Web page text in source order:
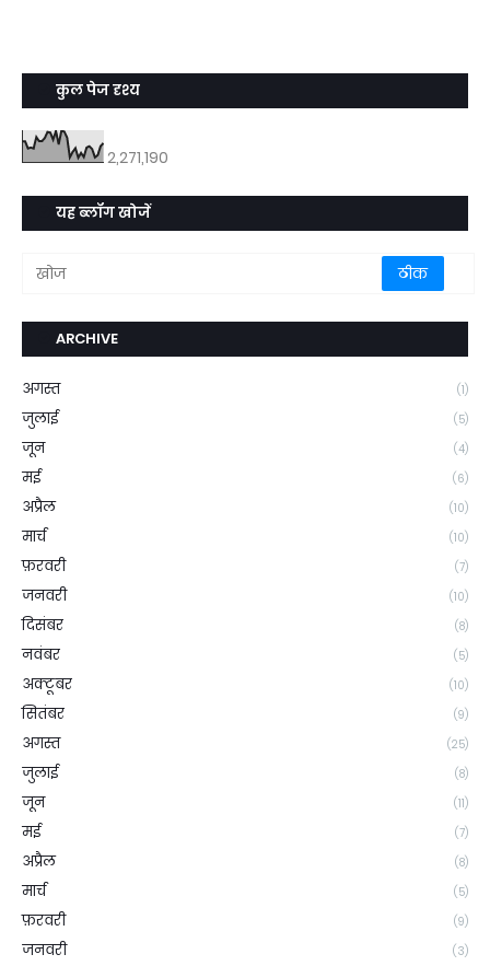
कुल पेज दृश्य
2,271,190
यह ब्लॉग खोजें
ARCHIVE
अगस्त (1)
जुलाई (5)
जून (4)
मई (6)
अप्रैल (10)
मार्च (10)
फ़रवरी (7)
जनवरी (10)
दिसंबर (8)
नवंबर (5)
अक्टूबर (10)
सितंबर (9)
अगस्त (25)
जुलाई (8)
जून (11)
मई (7)
अप्रैल (8)
मार्च (5)
फ़रवरी (9)
जनवरी (3)